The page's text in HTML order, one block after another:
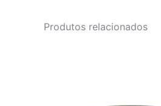
Produtos relacionados